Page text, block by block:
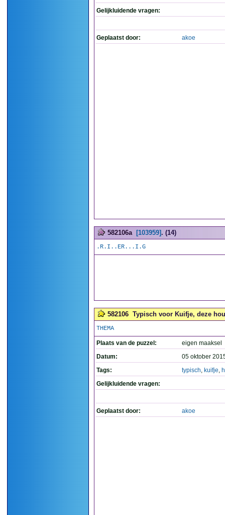
Gelijkluidende vragen:
Geplaatst door: akoe
582106a [103959] . (14)
.R.I..ER...I.G
582106 Typisch voor Kuifje, deze
THEMA
Plaats van de puzzel:
eigen maaksel
Datum:
05 oktober
Tags:
typisch, kuifje,
Gelijkluidende vragen:
Geplaatst door: akoe